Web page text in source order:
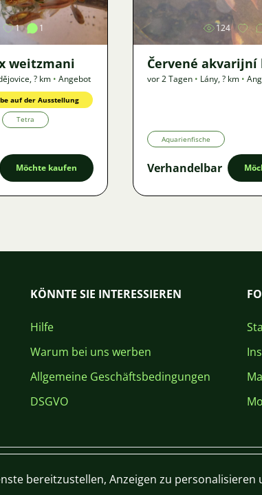
1 1
weitzmani
,? km • Angebot
auf der Ausstellung
Tetra
Möchte kaufen
124
Červené akvarijní
vor 2 Tagen • Lány,? km •
Aquarienfische
Verhandelbar
KÖNNTE SIE INTERESSIEREN
Hilfe
Warum bei uns werben
Allgemeine Geschäftsbedingungen
DSGVO
bereitzustellen, Anzeigen zu personalisieren